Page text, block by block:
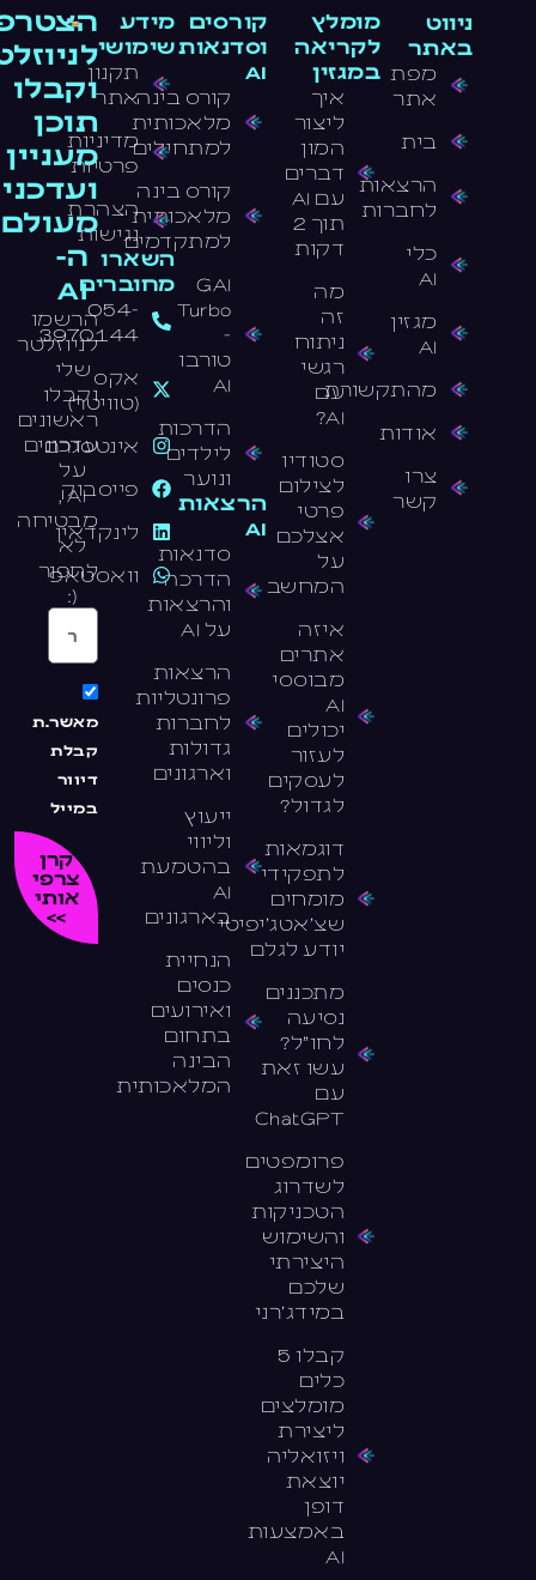
ניווט
באתר
מפת
אתר
בית
הרצאות
לחברות
כלי
AI
מגזין
AI
מהתקשורת
אודות
צרו
קשר
מומלץ
לקריאה
במגזין
איך
ליצור
המון
דברים
עם AI
תוך 2
דקות
מה
זה
ניתוח
רגשי
עם
AI?
סטודיו
לצילום
פרטי
אצלכם
על
המחשב
איזה
אתרים
מבוססי
AI
יכולים
לעזור
לעסקים
לגדול?
דוגמאות
לתפקידי
מומחים
שצ׳אטג׳יפיטי
יודע לגלם
מתכננים
נסיעה
לחו״ל?
עשו זאת
עם
ChatGPT
פרומפטים
לשדרוג
הטכניקות
והשימוש
היצירתי
שלכם
במידג׳רני
קבלו 5
כלים
מומלצים
ליצירת
ויזואליה
יוצאת
דופן
באמצעות
AI
קורסים
וסדנאות
AI
קורס בינה
מלאכותית
למתחילים
קורס בינה
מלאכותית
למתקדמים
GAI
Turbo
-
טורבו
AI
הדרכות
לילדים
ונוער
הרצאות
AI
סדנאות
הדרכה
והרצאות
על AI
הרצאות
פרונטליות
לחברות
גדולות
וארגונים
ייעוץ
וליווי
בהטמעת
AI
בארגונים
הנחיית
כנסים
ואירועים
בתחום
הבינה
המלאכותית
מידע
שימושי
תקנון
אתר
מדיניות
פרטיות
הצהרת
נגישות
השארו
מחוברים
054-
3970144
אקס
(טוויטר)
אינטסגרם
פייסבוק
לינקדאין
וואסטאפ
וקבלו
תוכן
מעניין
ועדכני
מעולם
ה-
AI
הרשמו
לניוזלטר
שלי
וקבלו
ראשונים
עדכונים
על
AI ,
מבטיחה
לא
לחפור
(:
מאשר.ת
קבלת
דיוור
במייל
קרן
צרפי
אותי
>>